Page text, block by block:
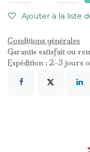
Ajouter à la liste
Conditions générales
Garantie satisfait ou
Expédition : 2-3 jours